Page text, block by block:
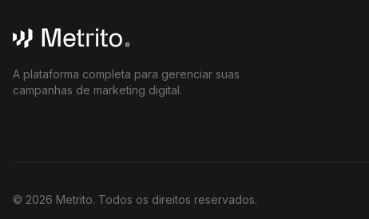
A plataforma completa para gerenciar suas
campanhas de marketing digital.
© 2026 Metrito. Todos os direitos reservados.